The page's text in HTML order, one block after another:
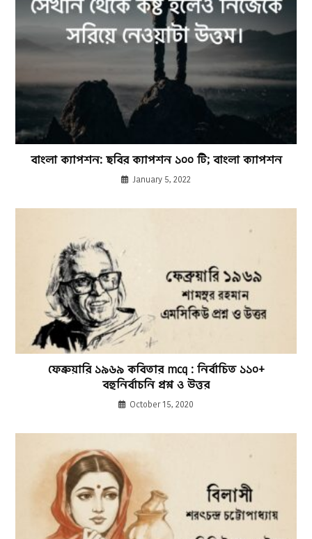
বাংলা ক্যাপশন: ছবির ক্যাপশন ১০০ টি; বাংলা ক্যাপশন
January 5, 2022
ফেব্রুয়ারি ১৯৬৯ কবিতার mcq : নির্বাচিত ১১০+
বহুনির্বাচনি প্রশ্ন ও উত্তর
October 15, 2020